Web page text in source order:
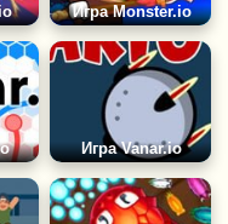
Игра Monster.io
Игра Vanar.io